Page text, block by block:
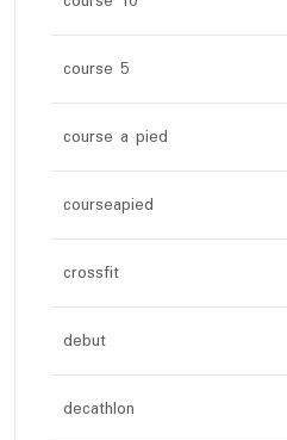
course 5
course a pied
courseapied
crossfit
debut
decathlon